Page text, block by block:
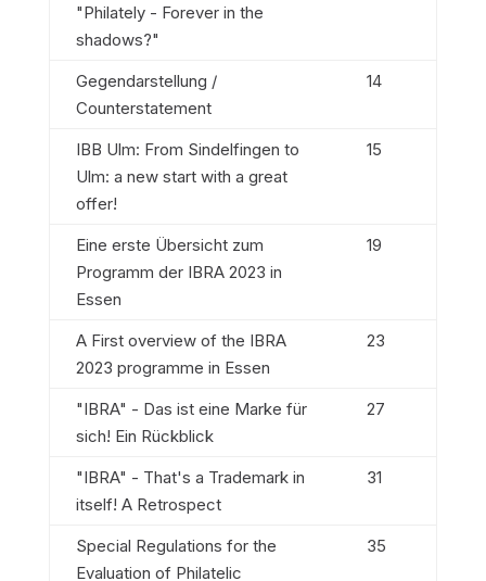
"Philately - Forever in the
shadows?"
Gegendarstellung /
Counterstatement
14
IBB Ulm: From Sindelfingen to
Ulm: a new start with a great
offer!
15
Eine erste Übersicht zum
Programm der IBRA 2023 in
Essen
19
A First overview of the IBRA
2023 programme in Essen
23
"IBRA" - Das ist eine Marke für
sich! Ein Rückblick
27
"IBRA" - That's a Trademark in
itself! A Retrospect
31
Special Regulations for the
Evaluation of Philatelic
35